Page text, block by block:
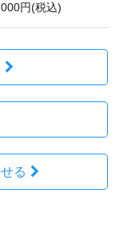
円(税込)
る